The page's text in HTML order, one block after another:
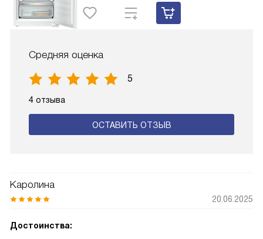
Средняя оценка
5
4 отзыва
ОСТАВИТЬ ОТЗЫВ
Каролина
20.06.2025
Достоинства: